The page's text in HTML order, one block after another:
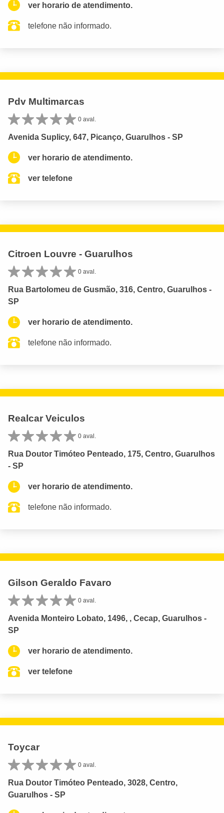
ver horario de atendimento.
telefone não informado.
Pdv Multimarcas
0 aval.
Avenida Suplicy, 647, Picanço, Guarulhos - SP
ver horario de atendimento.
ver telefone
Citroen Louvre - Guarulhos
0 aval.
Rua Bartolomeu de Gusmão, 316, Centro, Guarulhos -
SP
ver horario de atendimento.
telefone não informado.
Realcar Veiculos
0 aval.
Rua Doutor Timóteo Penteado, 175, Centro, Guarulhos
- SP
ver horario de atendimento.
telefone não informado.
Gilson Geraldo Favaro
0 aval.
Avenida Monteiro Lobato, 1496, , Cecap, Guarulhos -
SP
ver horario de atendimento.
ver telefone
Toycar
0 aval.
Rua Doutor Timóteo Penteado, 3028, Centro,
Guarulhos - SP